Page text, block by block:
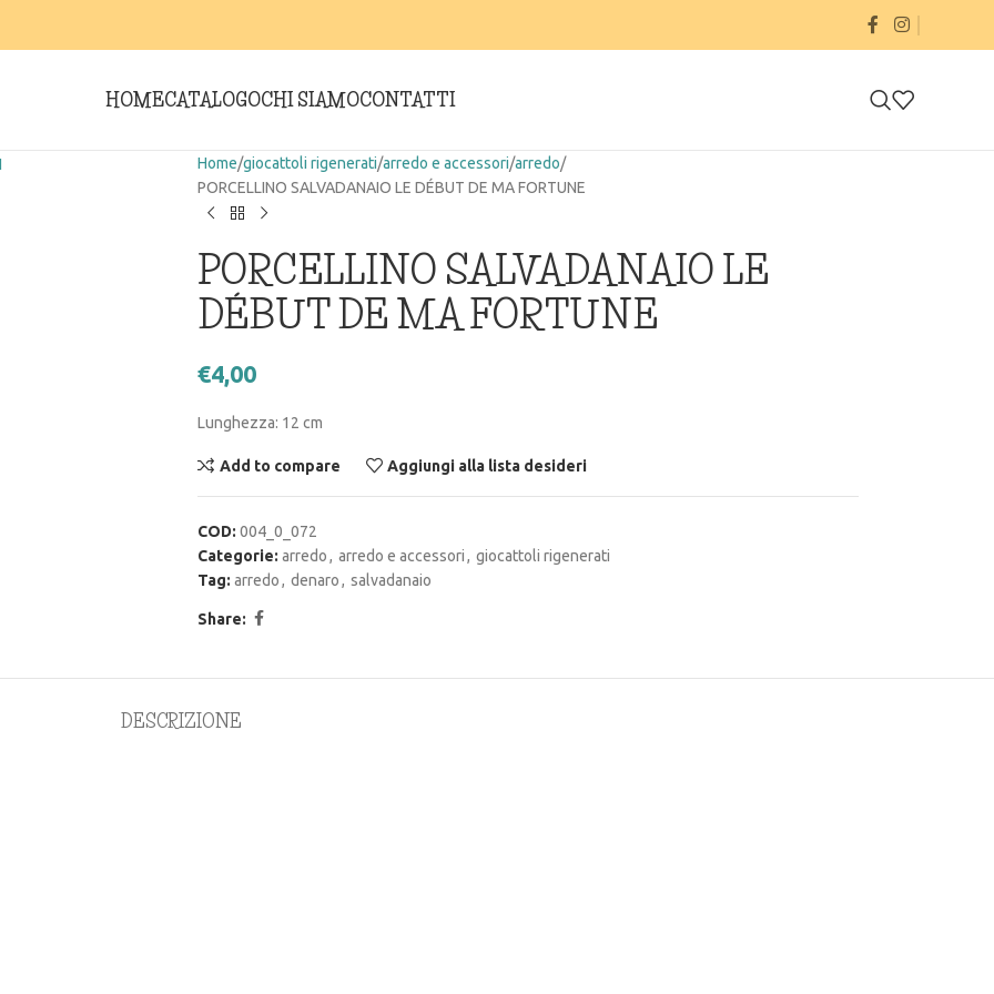
HOMECATALOGOCHI SIAMOCONTATTI
Home giocattoli rigenerati arredo e accessori arredo
PORCELLINO SALVADANAIO LE DÉBUT DE MA FORTUNE
PORCELLINO SALVADANAIO LE
DÉBUT DE MA FORTUNE
€4,00
Lunghezza: 12 cm
Add to compare Aggiungi alla lista desideri
COD: 004_0_072
Categorie: arredo, arredo e accessori, giocattoli rigenerati
Tag: arredo, denaro, salvadanaio
Share:
DESCRIZIONE